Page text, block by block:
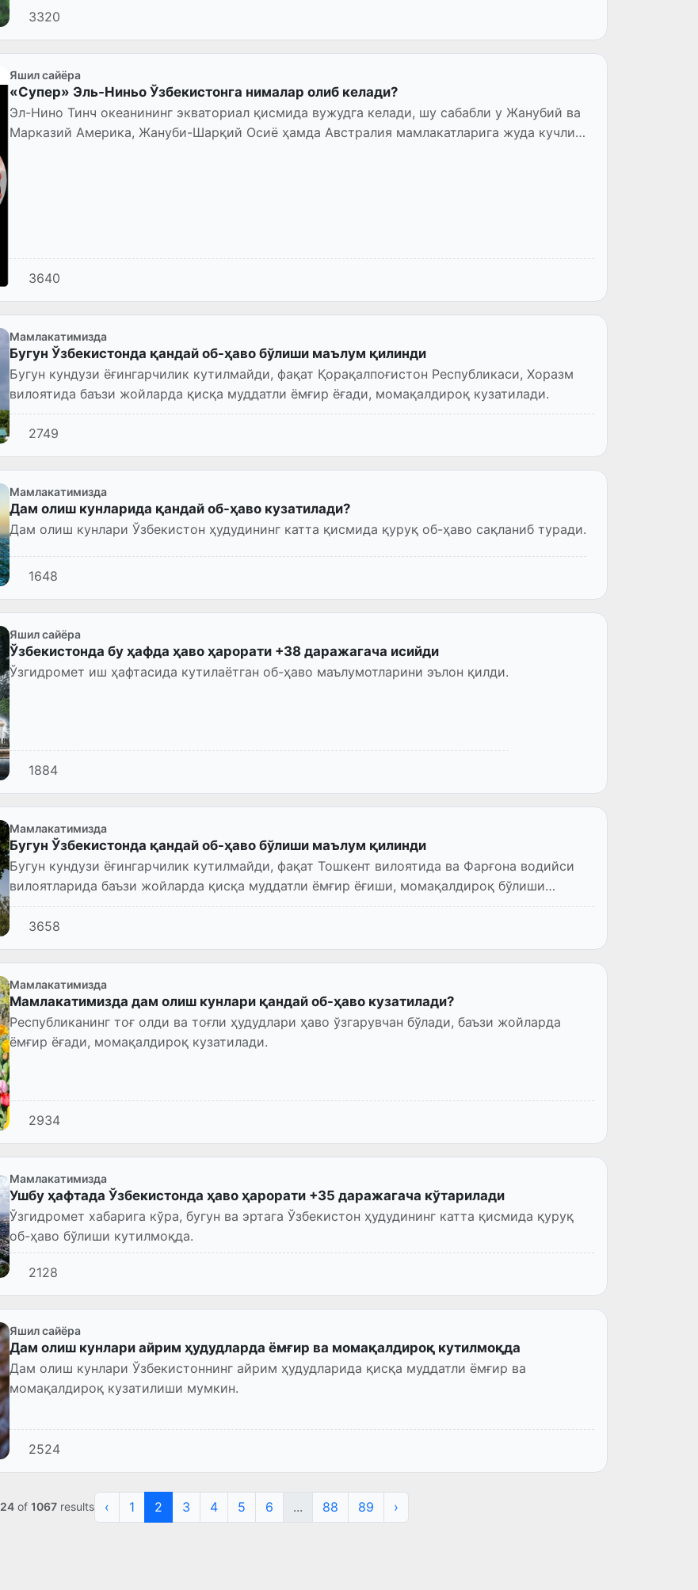
3320
Яшил сайёра
«Супер» Эль‑Ниньо Ўзбекистонга нималар олиб келади?
Эл-Нино Тинч океанининг экваториал қисмида вужудга келади, шу сабабли у Жанубий ва
Марказий Америка, Жануби-Шарқий Осиё ҳамда Австралия мамлакатларига жуда кучли
3640
Мамлакатимизда
Бугун Ўзбекистонда қандай об-ҳаво бўлиши маълум қилинди
Бугун кундузи ёғингарчилик кутилмайди, фақат Қорақалпоғистон Республикаси, Хоразм
вилоятида баъзи жойларда қисқа муддатли ёмғир ёғади, момақалдироқ кузатилади.
2749
Мамлакатимизда
Дам олиш кунларида қандай об-ҳаво кузатилади?
Дам олиш кунлари Ўзбекистон ҳудудининг катта қисмида қуруқ об-ҳаво сақланиб туради.
1648
Яшил сайёра
Ўзбекистонда бу ҳафда ҳаво ҳарорати +38 даражагача исийди
Ўзгидромет иш ҳафтасида кутилаётган об-ҳаво маълумотларини эълон қилди.
1884
Мамлакатимизда
Бугун Ўзбекистонда қандай об-ҳаво бўлиши маълум қилинди
Бугун кундузи ёғингарчилик кутилмайди, фақат Тошкент вилоятида ва Фарғона водийси
вилоятларида баъзи жойларда қисқа муддатли ёмғир ёғиши, момақалдироқ бўлиши
мумкин.
3658
Мамлакатимизда
Мамлакатимизда дам олиш кунлари қандай об-ҳаво кузатилади?
Рeспубликанинг тоғ олди ва тоғли ҳудудлари ҳаво ўзгарувчан бўлади, баъзи жойларда
ёмғир ёғади, момақалдироқ кузатилади.
2934
Мамлакатимизда
Ушбу ҳафтада Ўзбекистонда ҳаво ҳарорати +35 даражагача кўтарилади
Ўзгидромет хабарига кўра, бугун ва эртага Ўзбекистон ҳудудининг катта қисмида қуруқ
об-ҳаво бўлиши кутилмоқда.
2128
Яшил сайёра
Дам олиш кунлари айрим ҳудудларда ёмғир ва момақалдироқ кутилмоқда
Дам олиш кунлари Ўзбекистоннинг айрим ҳудудларида қисқа муддатли ёмғир ва
момақалдироқ кузатилиши мумкин.
2524
24of 1067results ‹ 1 2 3 4 5 6 ... 88 89 ›